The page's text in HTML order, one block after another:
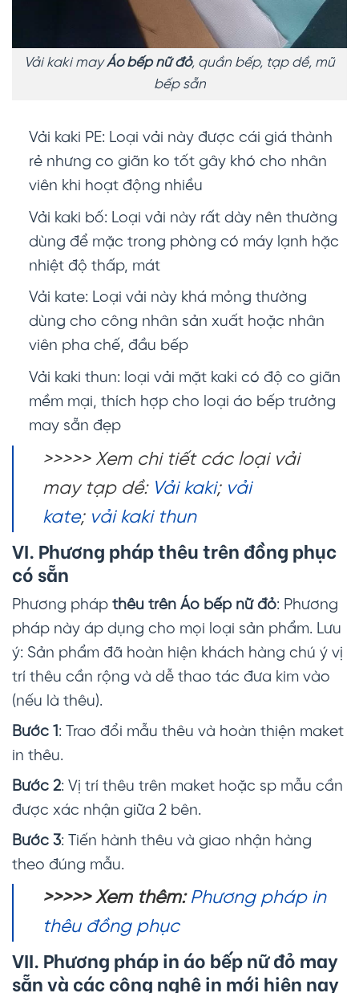
Vải kaki mayÁo bếp nữ đỏ, quần bếp, tạp dề, mũ
bếp sẵn
Vải kaki PE: Loại vải này được cái giá thành
rẻ nhưng co giãn ko tốt gây khó cho nhân
viên khi hoạt động nhiều
Vải kaki bố: Loại vải này rất dày nên thường
dùng để mặc trong phòng có máy lạnh hặc
nhiệt độ thấp, mát
Vải kate: Loại vải này khá mỏng thường
dùng cho công nhân sản xuất hoặc nhân
viên pha chế, đầu bếp
Vải kaki thun: loại vải mặt kaki có độ co giãn
mềm mại, thích hợp cho loại áo bếp trưởng
may sẵn đẹp
>>>>> Xem chi tiết các loại vải
may tạp dề: Vải kaki; vải
kate; vải kaki thun
VI. Phương pháp thêu trên đồng phục
có sẵn
Phương pháp thêu trên Áo bếp nữ đỏ: Phương
pháp này áp dụng cho mọi loại sản phẩm. Lưu
ý: Sản phẩm đã hoàn hiện khách hàng chú ý vị
trí thêu cần rộng và dễ thao tác đưa kim vào
(nếu là thêu).
Bước 1: Trao đổi mẫu thêu và hoàn thiện maket
in thêu.
Bước 2: Vị trí thêu trên maket hoặc sp mẫu cần
được xác nhận giữa 2 bên.
Bước 3: Tiến hành thêu và giao nhận hàng
theo đúng mẫu.
>>>>> Xem thêm: Phương pháp in
thêu đồng phục
VII. Phương pháp in áo bếp nữ đỏ may
sẵn và các công nghệ in mới hiện nay